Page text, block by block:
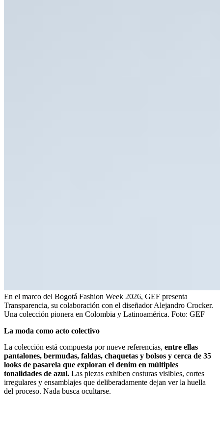
En el marco del Bogotá Fashion Week 2026, GEF presenta
Transparencia, su colaboración con el diseñador Alejandro Crocker.
Una colección pionera en Colombia y Latinoamérica. Foto: GEF
La moda como acto colectivo
La colección está compuesta por nueve referencias, entre ellas
pantalones, bermudas, faldas, chaquetas y bolsos y cerca de 35
looks de pasarela que exploran el denim en múltiples
tonalidades de azul. Las piezas exhiben costuras visibles, cortes
irregulares y ensamblajes que deliberadamente dejan ver la huella
del proceso. Nada busca ocultarse.